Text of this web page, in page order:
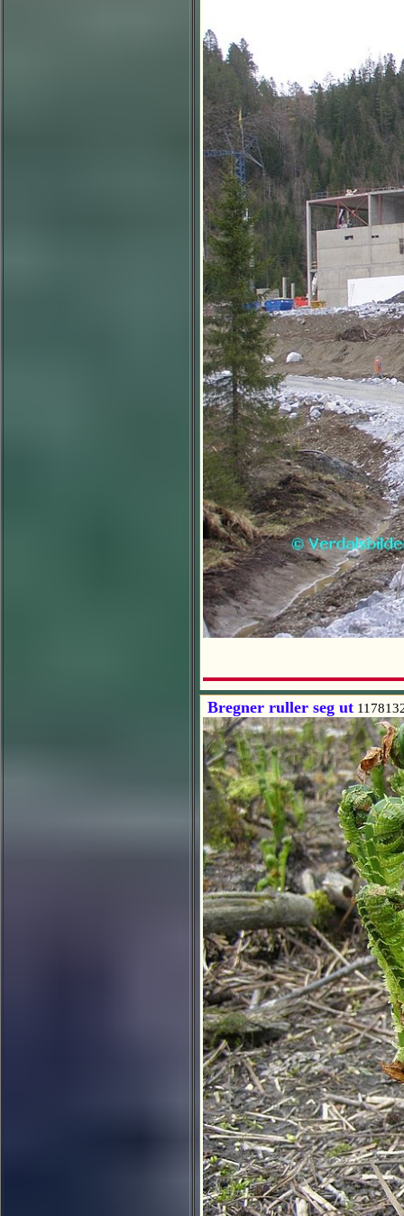
Bregner ruller seg ut